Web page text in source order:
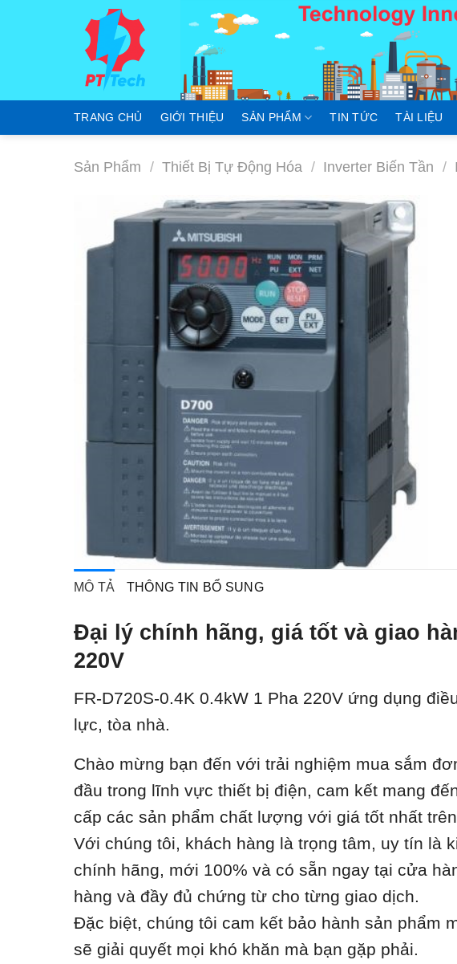
TRANG CHỦ GIỚI THIỆU SẢN PHẨM TIN TỨC TÀI LIỆU
Sản Phẩm / Thiết Bị Tự Động Hóa / Inverter Biến Tần /
MÔ TẢ THÔNG TIN BỔ SUNG
Đại lý chính hãng, giá tốt và giao
220V
FR-D720S-0.4K 0.4kW 1 Pha 220V ứng dụng
lực, tòa nhà.
Chào mừng bạn đến với trải nghiệm mua sắm
đầu trong lĩnh vực thiết bị điện, cam kết mang
cấp các sản phẩm chất lượng với giá tốt nhất
Với chúng tôi, khách hàng là trọng tâm, uy tín là
chính hãng, mới 100% và có sẵn ngay tại cửa
hàng và đầy đủ chứng từ cho từng giao dịch.
Đặc biệt, chúng tôi cam kết bảo hành sản phẩm
sẽ giải quyết mọi khó khăn mà bạn gặp phải.